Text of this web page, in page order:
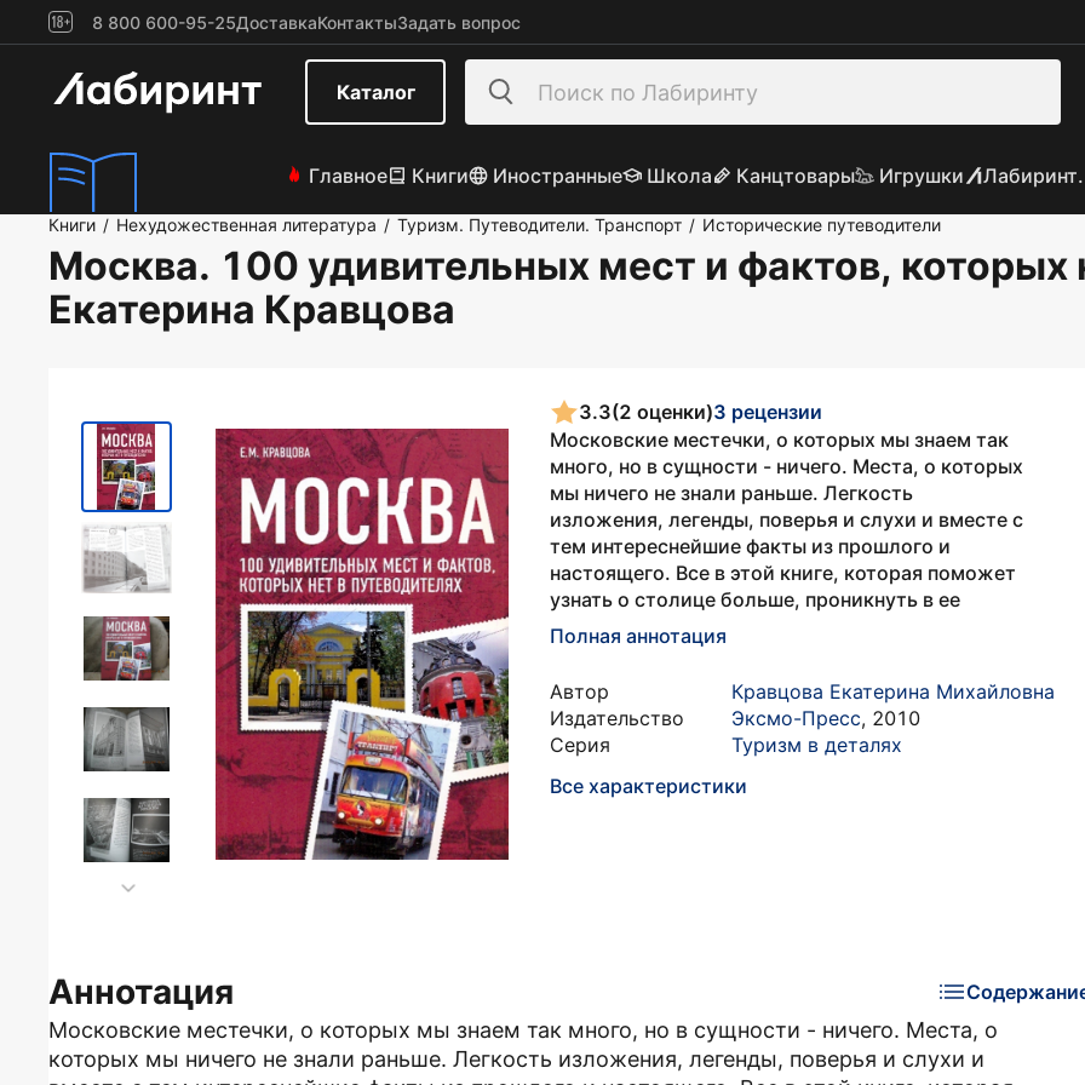
8 800 600-95-25ДоставкаКонтактыЗадать вопрос
Каталог
Главное Книги Иностранные Школа Канцтовары Игрушки
Книги / Нехудожественная литература / Туризм. Путеводители. Транспорт / Исторические путеводители
Москва. 100 удивительных мест и фактов, которых
Екатерина Кравцова
3.3(2 оценки)3 рецензии
Московские местечки, о которых мы знаем так
много, но в сущности - ничего. Места, о которых
мы ничего не знали раньше. Легкость
изложения, легенды, поверья и слухи и вместе с
тем интереснейшие факты из прошлого и
настоящего. Все в этой книге, которая поможет
узнать о столице больше, проникнуть в ее
Полная аннотация
Автор
Кравцова Екатерина Михайловна
Издательство
Эксмо-Пресс, 2010
Серия
Туризм в деталях
Все характеристики
Аннотация
Московские местечки, о которых мы знаем так много, но в сущности - ничего. Места, о
которых мы ничего не знали раньше. Легкость изложения, легенды, поверья и слухи и